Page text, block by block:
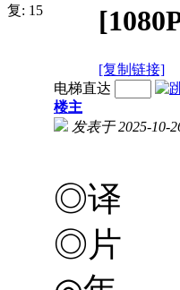
复: 15
[复制链接]
电梯直达
楼主
发表于 2025-10-
◎译
◎片 名